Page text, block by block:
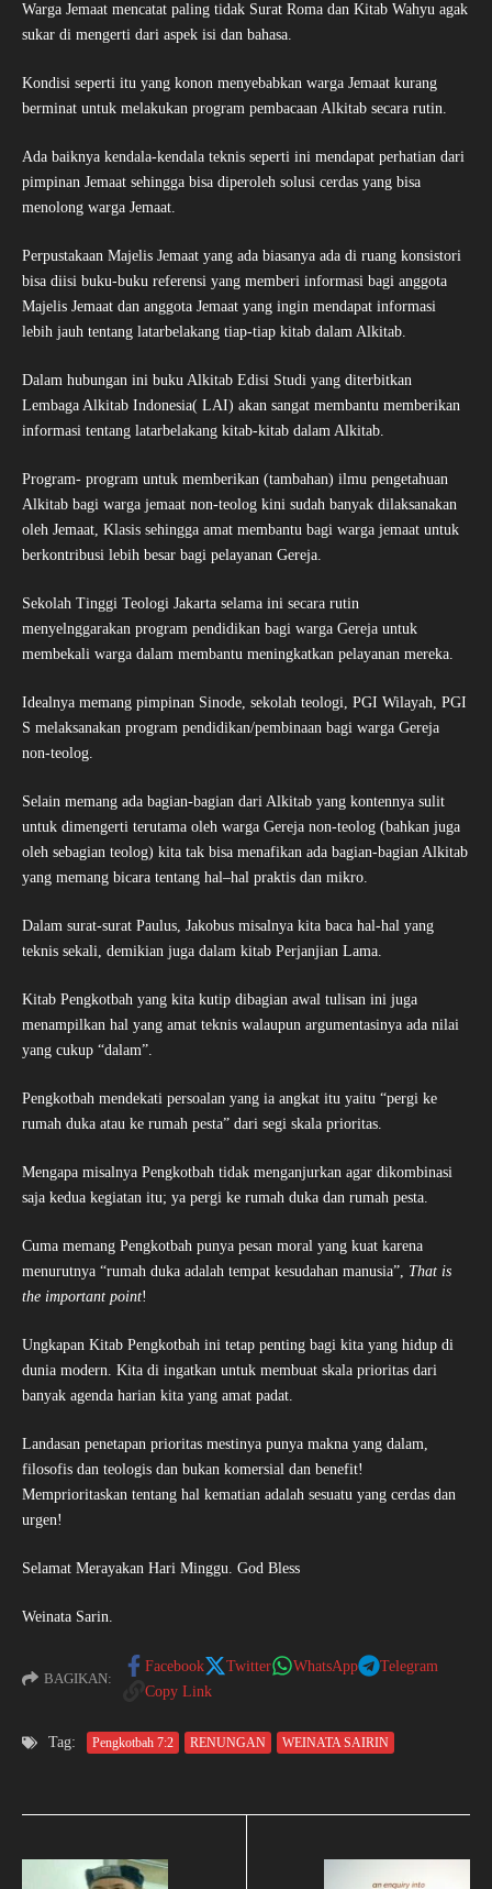
Warga Jemaat mencatat paling tidak Surat Roma dan Kitab Wahyu agak
sukar di mengerti dari aspek isi dan bahasa.
Kondisi seperti itu yang konon menyebabkan warga Jemaat kurang
berminat untuk melakukan program pembacaan Alkitab secara rutin.
Ada baiknya kendala-kendala teknis seperti ini mendapat perhatian dari
pimpinan Jemaat sehingga bisa diperoleh solusi cerdas yang bisa
menolong warga Jemaat.
Perpustakaan Majelis Jemaat yang ada biasanya ada di ruang konsistori
bisa diisi buku-buku referensi yang memberi informasi bagi anggota
Majelis Jemaat dan anggota Jemaat yang ingin mendapat informasi
lebih jauh tentang latarbelakang tiap-tiap kitab dalam Alkitab.
Dalam hubungan ini buku Alkitab Edisi Studi yang diterbitkan
Lembaga Alkitab Indonesia( LAI) akan sangat membantu memberikan
informasi tentang latarbelakang kitab-kitab dalam Alkitab.
Program- program untuk memberikan (tambahan) ilmu pengetahuan
Alkitab bagi warga jemaat non-teolog kini sudah banyak dilaksanakan
oleh Jemaat, Klasis sehingga amat membantu bagi warga jemaat untuk
berkontribusi lebih besar bagi pelayanan Gereja.
Sekolah Tinggi Teologi Jakarta selama ini secara rutin
menyelnggarakan program pendidikan bagi warga Gereja untuk
membekali warga dalam membantu meningkatkan pelayanan mereka.
Idealnya memang pimpinan Sinode, sekolah teologi, PGI Wilayah, PGI
S melaksanakan program pendidikan/pembinaan bagi warga Gereja
non-teolog.
Selain memang ada bagian-bagian dari Alkitab yang kontennya sulit
untuk dimengerti terutama oleh warga Gereja non-teolog (bahkan juga
oleh sebagian teolog) kita tak bisa menafikan ada bagian-bagian Alkitab
yang memang bicara tentang hal–hal praktis dan mikro.
Dalam surat-surat Paulus, Jakobus misalnya kita baca hal-hal yang
teknis sekali, demikian juga dalam kitab Perjanjian Lama.
Kitab Pengkotbah yang kita kutip dibagian awal tulisan ini juga
menampilkan hal yang amat teknis walaupun argumentasinya ada nilai
yang cukup “dalam”.
Pengkotbah mendekati persoalan yang ia angkat itu yaitu “pergi ke
rumah duka atau ke rumah pesta” dari segi skala prioritas.
Mengapa misalnya Pengkotbah tidak menganjurkan agar dikombinasi
saja kedua kegiatan itu; ya pergi ke rumah duka dan rumah pesta.
Cuma memang Pengkotbah punya pesan moral yang kuat karena
menurutnya “rumah duka adalah tempat kesudahan manusia”, That is
the important point!
Ungkapan Kitab Pengkotbah ini tetap penting bagi kita yang hidup di
dunia modern. Kita di ingatkan untuk membuat skala prioritas dari
banyak agenda harian kita yang amat padat.
Landasan penetapan prioritas mestinya punya makna yang dalam,
filosofis dan teologis dan bukan komersial dan benefit!
Memprioritaskan tentang hal kematian adalah sesuatu yang cerdas dan
urgen!
Selamat Merayakan Hari Minggu. God Bless
Weinata Sarin.
BAGIKAN:
Facebook Twitter WhatsApp
Telegram
Copy Link
Tag: Pengkotbah 7:2 RENUNGAN WEINATA SAIRIN